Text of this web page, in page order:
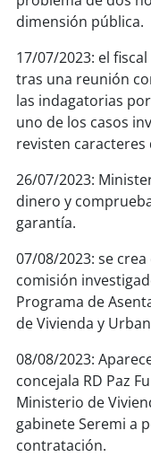
dimensión pública.
17/07/2023: el
tras una reunión
las indagatorias
uno de los casos
revisten caracteres
26/07/2023:
dinero y
garantía.
07/08/2023: se
comisión
Programa de
de Vivienda y
08/08/2023:
concejala RD Paz
Ministerio de
gabinete Seremi a
contratación.